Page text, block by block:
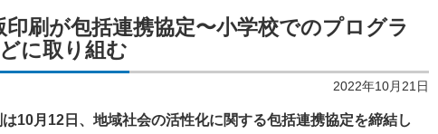
刷が包括連携協定〜小学校でのプログラ
に取り組む
2022年10月21日
10月12日、地域社会の活性化に関する包括連携協定を締結し